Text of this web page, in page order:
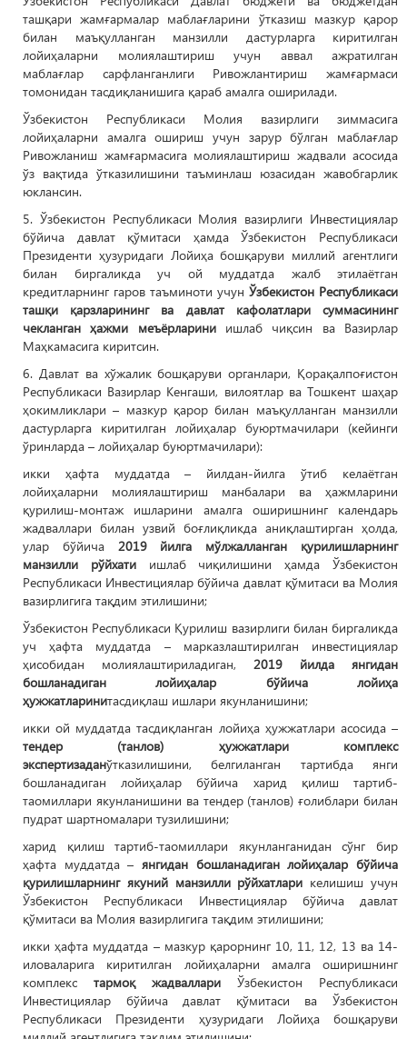
ташқари жамғармалар маблағларини ўтказиш мазкур қарор
билан маъқулланган манзилли дастурларга киритилган
лойиҳаларни молиялаштириш учун аввал ажратилган
маблағлар сарфланганлиги Ривожлантириш жамғармаси
томонидан тасдиқланишига қараб амалга оширилади.
Ўзбекистон Республикаси Молия вазирлиги зиммасига
лойиҳаларни амалга ошириш учун зарур бўлган маблағлар
Ривожланиш жамғармасига молиялаштириш жадвали асосида
ўз вақтида ўтказилишини таъминлаш юзасидан жавобгарлик
юклансин.
5. Ўзбекистон Республикаси Молия вазирлиги Инвестициялар
бўйича давлат қўмитаси ҳамда Ўзбекистон Республикаси
Президенти ҳузуридаги Лойиҳа бошқаруви миллий агентлиги
билан биргаликда уч ой муддатда жалб этилаётган
кредитларнинг гаров таъминоти учун Ўзбекистон Республикаси
ташқи қарзларининг ва давлат кафолатлари суммасининг
чекланган ҳажми меъёрлариниишлаб чиқсин ва Вазирлар
Маҳкамасига киритсин.
6. Давлат ва хўжалик бошқаруви органлари, Қорақалпоғистон
Республикаси Вазирлар Кенгаши, вилоятлар ва Тошкент шаҳар
ҳокимликлари – мазкур қарор билан маъқулланган манзилли
дастурларга киритилган лойиҳалар буюртмачилари (кейинги
ўринларда – лойиҳалар буюртмачилари):
икки ҳафта муддатда – йилдан-йилга ўтиб келаётган
лойиҳаларни молиялаштириш манбалари ва ҳажмларини
қурилиш-монтаж ишларини амалга оширишнинг календарь
жадваллари билан узвий боғлиқликда аниқлаштирган ҳолда,
улар бўйича 2019 йилга мўлжалланган қурилишларнинг
манзилли рўйхатиишлаб чиқилишини ҳамда Ўзбекистон
Республикаси Инвестициялар бўйича давлат қўмитаси ва Молия
вазирлигига тақдим этилишини;
Ўзбекистон Республикаси Қурилиш вазирлиги билан биргаликда
уч ҳафта муддатда – марказлаштирилган инвестициялар
ҳисобидан молиялаштириладиган, 2019 йилда янгидан
бошланадиган лойиҳалар бўйича лойиҳа
ҳужжатларинитасдиқлаш ишлари якунланишини;
икки ой муддатда тасдиқланган лойиҳа ҳужжатлари асосида –
тендер (танлов) ҳужжатлари комплекс
экспертизаданўтказилишини, белгиланган тартибда янги
бошланадиган лойиҳалар бўйича харид қилиш тартиб-
таомиллари якунланишини ва тендер (танлов) ғолиблари билан
пудрат шартномалари тузилишини;
харид қилиш тартиб-таомиллари якунланганидан сўнг бир
ҳафта муддатда – янгидан бошланадиган лойиҳалар бўйича
қурилишларнинг якуний манзилли рўйхатлари келишиш учун
Ўзбекистон Республикаси Инвестициялар бўйича давлат
қўмитаси ва Молия вазирлигига тақдим этилишини;
икки ҳафта муддатда – мазкур қарорнинг 10, 11, 12, 13 ва 14-
иловаларига киритилган лойиҳаларни амалга оширишнинг
комплекс тармоқ жадваллари Ўзбекистон Республикаси
Инвестициялар бўйича давлат қўмитаси ва Ўзбекистон
Республикаси Президенти ҳузуридаги Лойиҳа бошқаруви